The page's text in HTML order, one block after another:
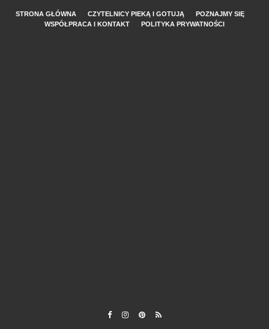
STRONA GŁÓWNA CZYTELNICY PIEKĄ I GOTUJĄ
POZNAJMY SIĘ
WSPÓŁPRACA I KONTAKT
POLITYKA PRYWATNOŚCI